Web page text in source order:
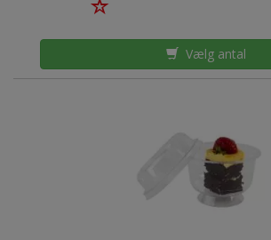
Vælg antal